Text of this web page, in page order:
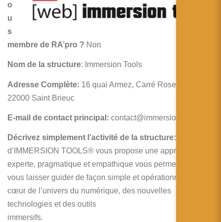
日本語
o
u
s
membre de RA’pro ? Non
Nom de la structure: Immersion Tools
Adresse Complète: 16 quai Armez, Carré Rosengart,
22000 Saint Brieuc
E-mail de contact principal: contact@immersion.tools
Décrivez simplement l’activité de la structure:
d’IMMERSION TOOLS® vous propose une approche
experte, pragmatique et empathique vous permettant de
vous laisser guider de façon simple et opérationnelle au
cœur de l’univers du numérique, des nouvelles
technologies et des outils
immersifs.